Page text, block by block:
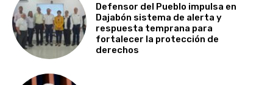
Defensor del Pueblo impulsa en
Dajabón sistema de alerta y
respuesta temprana para
fortalecer la protección de
derechos